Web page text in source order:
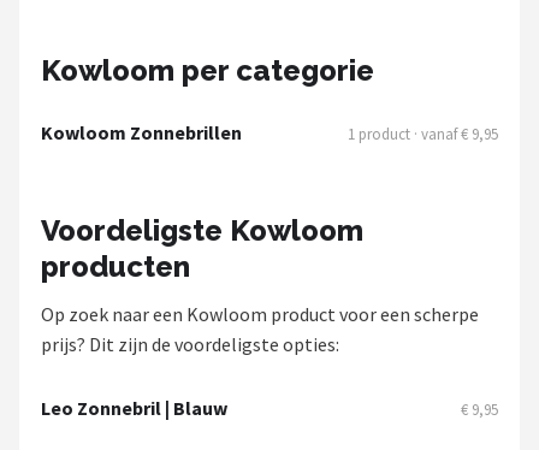
Montuurtjevoorjou
Fako Fashion®
Maesy
Fako Sunglasses®
Kowloom per categorie
Kowloom Zonnebrillen 1 product · vanaf € 9,95
Voordeligste Kowloom
producten
Op zoek naar een Kowloom product voor een scherpe
prijs? Dit zijn de voordeligste opties:
Leo Zonnebril | Blauw € 9,95